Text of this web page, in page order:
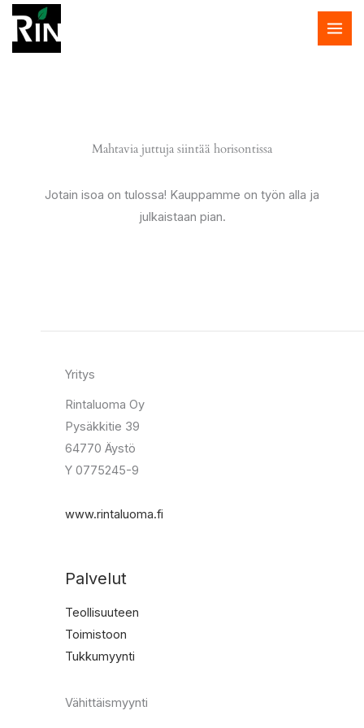
sisältöön
Mahtavia juttuja siintää horisontissa
Jotain isoa on tulossa! Kauppamme on työn alla ja
julkaistaan pian.
Yritys
Rintaluoma Oy
Pysäkkitie 39
64770 Äystö
Y 0775245-9
www.rintaluoma.fi
Palvelut
Teollisuuteen
Toimistoon
Tukkumyynti
Vähittäismyynti